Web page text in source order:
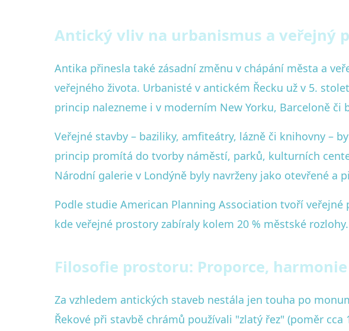
Antický vliv na urbanismus a veřejný
Antika přinesla také zásadní změnu v chápání města a
veřejného života. Urbanisté v antickém Řecku už v 5.
princip nalezneme i v moderním New Yorku, Barceloně či
Veřejné stavby – baziliky, amfiteátry, lázně či knihovny –
princip promítá do tvorby náměstí, parků, kulturních
Národní galerie v Londýně byly navrženy jako otevřené
Podle studie American Planning Association tvoří
kde veřejné prostory zabíraly kolem 20 % městské rozlohy.
Filosofie prostoru: Proporce,
Za vzhledem antických staveb nestála jen touha po
Řekové při stavbě chrámů používali "zlatý řez" (poměr